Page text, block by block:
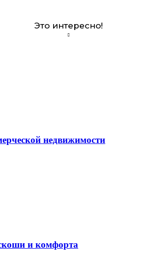
Это интересно!
недвижимости
и комфорта